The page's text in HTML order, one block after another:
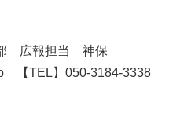
広報担当 神保
【TEL】050-3184-3338